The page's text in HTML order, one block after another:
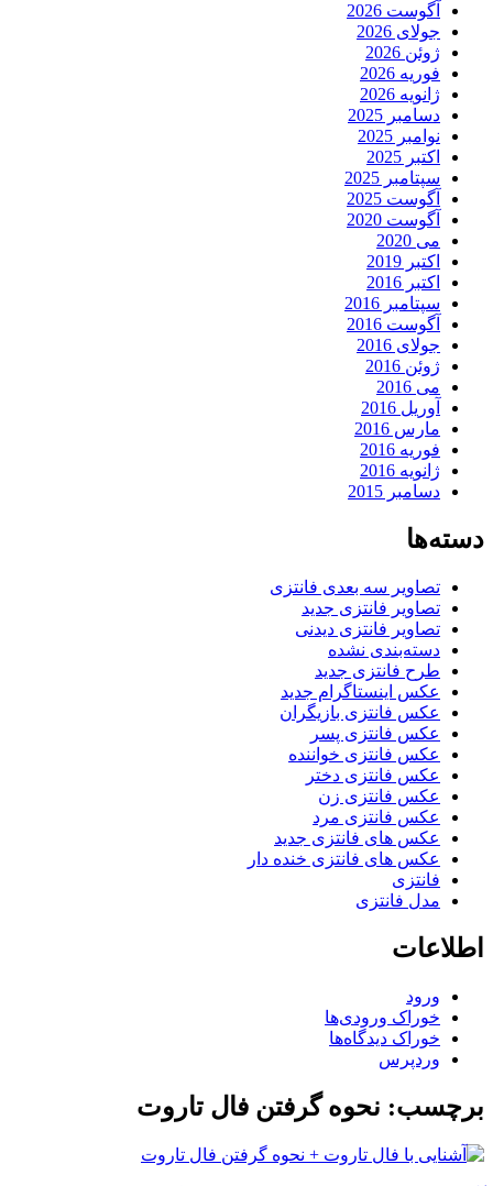
آگوست 2026
جولای 2026
ژوئن 2026
فوریه 2026
ژانویه 2026
دسامبر 2025
نوامبر 2025
اکتبر 2025
سپتامبر 2025
آگوست 2025
آگوست 2020
می 2020
اکتبر 2019
اکتبر 2016
سپتامبر 2016
آگوست 2016
جولای 2016
ژوئن 2016
می 2016
آوریل 2016
مارس 2016
فوریه 2016
ژانویه 2016
دسامبر 2015
تصاویر سه بعدی فانتزی
تصاویر فانتزی جدید
تصاویر فانتزی دیدنی
دسته‌بندی نشده
طرح فانتزی جدید
عکس اینستاگرام جدید
عکس فانتزی بازیگران
عکس فانتزی پسر
عکس فانتزی خواننده
عکس فانتزی دختر
عکس فانتزی زن
عکس فانتزی مرد
عکس های فانتزی جدید
عکس های فانتزی خنده دار
فانتزی
مدل فانتزی
ورود
خوراک ورودی‌ها
خوراک دیدگاه‌ها
وردپرس
نحوه گرفتن فال تاروت